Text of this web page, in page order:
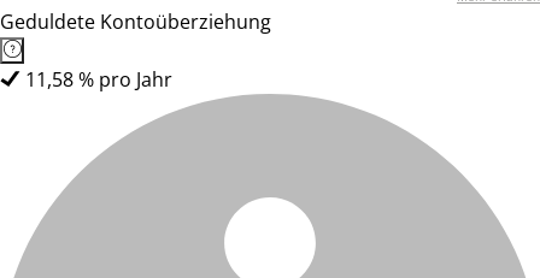
Geduldete Kontoüberziehung
11,58 % pro Jahr